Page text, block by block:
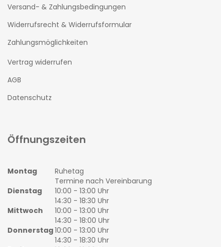
Versand- & Zahlungsbedingungen
Widerrufsrecht & Widerrufsformular
Zahlungsmöglichkeiten
Vertrag widerrufen
AGB
Datenschutz
Öffnungszeiten
Montag
Ruhetag
Termine nach Vereinbarung
Dienstag
10:00 - 13:00 Uhr
14:30 - 18:30 Uhr
Mittwoch
10:00 - 13:00 Uhr
14:30 - 18:00 Uhr
Donnerstag10:00 - 13:00 Uhr
14:30 - 18:30 Uhr